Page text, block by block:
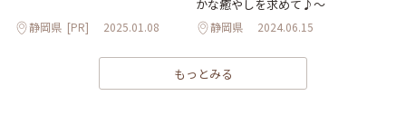
静岡県 [PR] 2025.01.08
かな癒やしを求めて♪～
静岡県 2024.06.15
もっとみる